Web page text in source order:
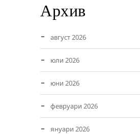
Архив
август 2026
юли 2026
юни 2026
февруари 2026
януари 2026